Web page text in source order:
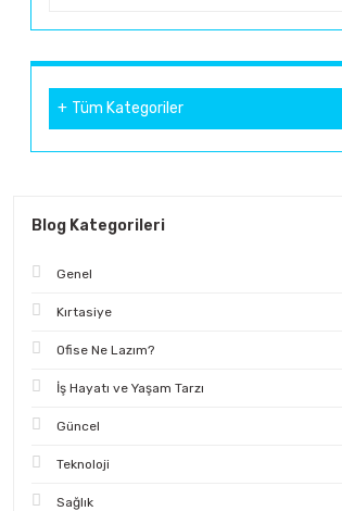
Tüm Kategoriler
Blog Kategorileri
Genel
Kırtasiye
Ofise Ne Lazım?
İş Hayatı ve Yaşam Tarzı
Güncel
Teknoloji
Sağlık